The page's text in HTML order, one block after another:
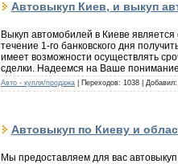
Автовыкуп Киев, и выкуп
Выкуп автомобилей в Киеве
течение 1-го банковского дня
имеет возможности осуществлять
сделки. Надеемся на Ваше
Авто - купля/продажа | Переходов: 1038 | Добавил:
Автовыкуп по Киеву и
Мы предоставляем для вас